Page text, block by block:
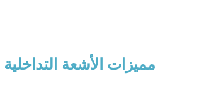
مميزات الأشعة التداخلية